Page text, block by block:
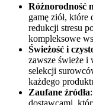
Różnorodność
gamę ziół, które
redukcji stresu
kompleksowe
Świeżość i
zawsze świeże i
selekcji
każdego
Zaufane źródła
dostawcami,